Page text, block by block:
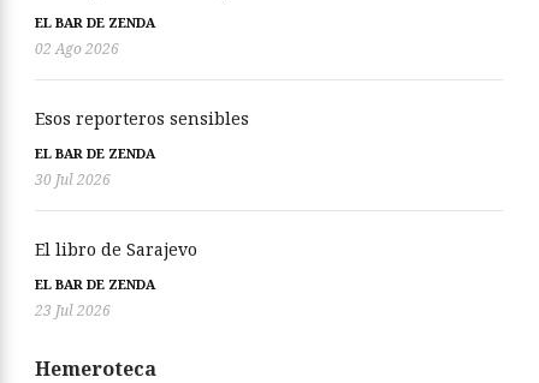
EL BAR DE ZENDA
02 Ago 2026
Esos reporteros sensibles
EL BAR DE ZENDA
30 Jul 2026
El libro de Sarajevo
EL BAR DE ZENDA
23 Jul 2026
Hemeroteca